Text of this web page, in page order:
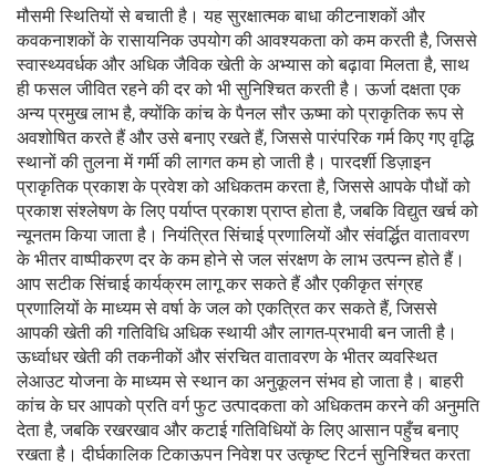
मौसमी स्थितियों से बचाती है। यह सुरक्षात्मक बाधा कीटनाशकों और
कवकनाशकों के रासायनिक उपयोग की आवश्यकता को कम करती है, जिससे
स्वास्थ्यवर्धक और अधिक जैविक खेती के अभ्यास को बढ़ावा मिलता है, साथ
ही फसल जीवित रहने की दर को भी सुनिश्चित करती है। ऊर्जा दक्षता एक
अन्य प्रमुख लाभ है, क्योंकि कांच के पैनल सौर ऊष्मा को प्राकृतिक रूप से
अवशोषित करते हैं और उसे बनाए रखते हैं, जिससे पारंपरिक गर्म किए गए वृद्धि
स्थानों की तुलना में गर्मी की लागत कम हो जाती है। पारदर्शी डिज़ाइन
प्राकृतिक प्रकाश के प्रवेश को अधिकतम करता है, जिससे आपके पौधों को
प्रकाश संश्लेषण के लिए पर्याप्त प्रकाश प्राप्त होता है, जबकि विद्युत खर्च को
न्यूनतम किया जाता है। नियंत्रित सिंचाई प्रणालियों और संवर्द्धित वातावरण
के भीतर वाष्पीकरण दर के कम होने से जल संरक्षण के लाभ उत्पन्न होते हैं।
आप सटीक सिंचाई कार्यक्रम लागू कर सकते हैं और एकीकृत संग्रह
प्रणालियों के माध्यम से वर्षा के जल को एकत्रित कर सकते हैं, जिससे
आपकी खेती की गतिविधि अधिक स्थायी और लागत-प्रभावी बन जाती है।
ऊर्ध्वाधर खेती की तकनीकों और संरचित वातावरण के भीतर व्यवस्थित
लेआउट योजना के माध्यम से स्थान का अनुकूलन संभव हो जाता है। बाहरी
कांच के घर आपको प्रति वर्ग फुट उत्पादकता को अधिकतम करने की अनुमति
देता है, जबकि रखरखाव और कटाई गतिविधियों के लिए आसान पहुँच बनाए
रखता है। दीर्घकालिक टिकाऊपन निवेश पर उत्कृष्ट रिटर्न सुनिश्चित करता